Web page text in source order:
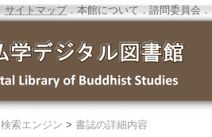
サイトマップ．本館について ． 諮問委員会 ．
検索エンジン > 書誌の詳細内容